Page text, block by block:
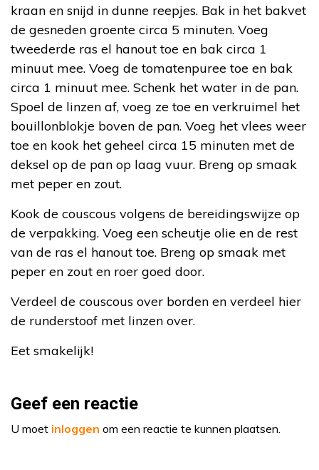
kraan en snijd in dunne reepjes. Bak in het bakvet
de gesneden groente circa 5 minuten. Voeg
tweederde ras el hanout toe en bak circa 1
minuut mee. Voeg de tomatenpuree toe en bak
circa 1 minuut mee. Schenk het water in de pan.
Spoel de linzen af, voeg ze toe en verkruimel het
bouillonblokje boven de pan. Voeg het vlees weer
toe en kook het geheel circa 15 minuten met de
deksel op de pan op laag vuur. Breng op smaak
met peper en zout.
Kook de couscous volgens de bereidingswijze op
de verpakking. Voeg een scheutje olie en de rest
van de ras el hanout toe. Breng op smaak met
peper en zout en roer goed door.
Verdeel de couscous over borden en verdeel hier
de runderstoof met linzen over.
Eet smakelijk!
Geef een reactie
U moet inloggen om een reactie te kunnen plaatsen.